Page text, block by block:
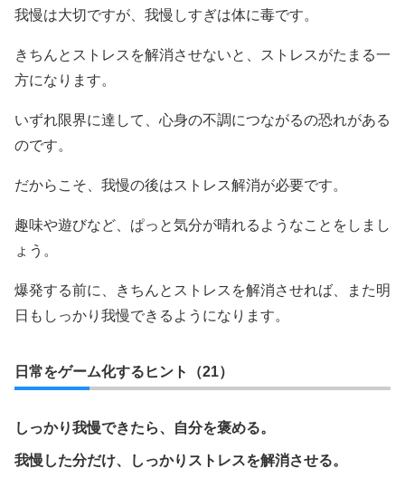
我慢は大切ですが、我慢しすぎは体に毒です。
きちんとストレスを解消させないと、ストレスがたまる一
方になります。
いずれ限界に達して、心身の不調につながるの恐れがある
のです。
だからこそ、我慢の後はストレス解消が必要です。
趣味や遊びなど、ぱっと気分が晴れるようなことをしまし
ょう。
爆発する前に、きちんとストレスを解消させれば、また明
日もしっかり我慢できるようになります。
日常をゲーム化するヒント（21）
しっかり我慢できたら、自分を褒める。
我慢した分だけ、しっかりストレスを解消させる。